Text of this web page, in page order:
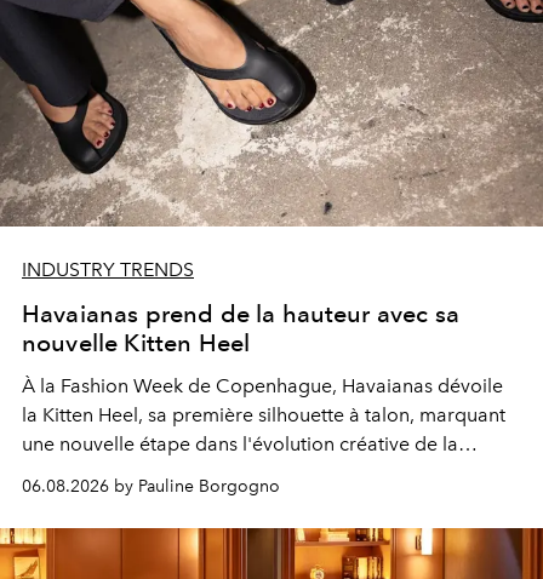
INDUSTRY TRENDS
Havaianas prend de la hauteur avec sa
nouvelle Kitten Heel
À la Fashion Week de Copenhague, Havaianas dévoile
la Kitten Heel, sa première silhouette à talon, marquant
une nouvelle étape dans l'évolution créative de la
06.08.2026 by Pauline Borgogno